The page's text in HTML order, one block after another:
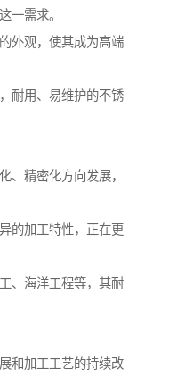
一需求。
外观，使其成为高端
耐用、易维护的不锈
、精密化方向发展，
的加工特性，正在更
、海洋工程等，其耐
和加工工艺的持续改